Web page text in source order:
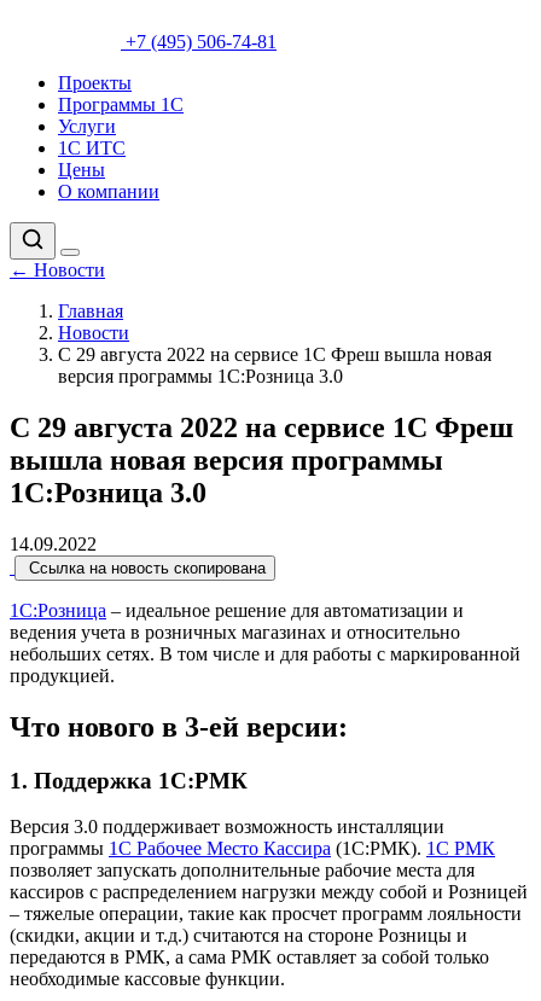
+7 (495) 506-74-81
Проекты
Программы 1С
Услуги
1С ИТС
Цены
О компании
← Новости
Главная
Новости
С 29 августа 2022 на сервисе 1С Фреш вышла новая
версия программы 1С:Розница 3.0
С 29 августа 2022 на сервисе 1С Фреш
вышла новая версия программы
1С:Розница 3.0
14.09.2022
Ссылка на новость скопирована
1С:Розница – идеальное решение для автоматизации и
ведения учета в розничных магазинах и относительно
небольших сетях. В том числе и для работы с маркированной
продукцией.
Что нового в 3-ей версии:
1. Поддержка 1С:РМК
Версия 3.0 поддерживает возможность инсталляции
программы 1С Рабочее Место Кассира (1С:РМК). 1С РМК
позволяет запускать дополнительные рабочие места для
кассиров с распределением нагрузки между собой и Розницей
– тяжелые операции, такие как просчет программ лояльности
(скидки, акции и т.д.) считаются на стороне Розницы и
передаются в РМК, а сама РМК оставляет за собой только
необходимые кассовые функции.